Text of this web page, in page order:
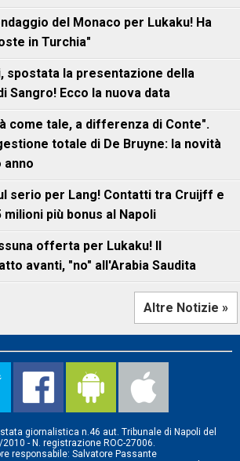
del Monaco per Lukaku! Ha
in Turchia"
spostata la presentazione della
Sangro! Ecco la nuova data
come tale, a differenza di Conte".
totale di De Bruyne: la novità
serio per Lang! Contatti tra Cruijff e
più bonus al Napoli
offerta per Lukaku! Il
avanti, "no" all'Arabia Saudita
Altre Notizie »
giornalistica n.46 aut. Tribunale di Napoli del
- N. registrazione ROC-27006.
responsabile: Salvatore Passante